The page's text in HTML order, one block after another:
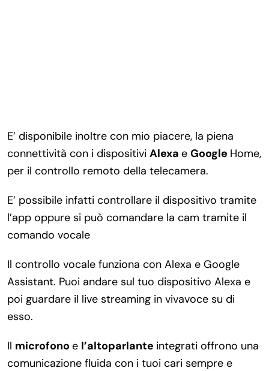
E’ disponibile inoltre con mio piacere, la piena
connettività con i dispositivi Alexa e Google Home,
per il controllo remoto della telecamera.
E’ possibile infatti controllare il dispositivo tramite
l’app oppure si può comandare la cam tramite il
comando vocale
Il controllo vocale funziona con Alexa e Google
Assistant. Puoi andare sul tuo dispositivo Alexa e
poi guardare il live streaming in vivavoce su di
esso.
Il microfono e l’altoparlante integrati offrono una
comunicazione fluida con i tuoi cari sempre e